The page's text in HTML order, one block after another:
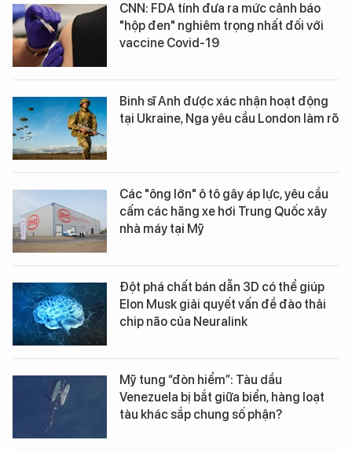
CNN: FDA tính đưa ra mức cảnh báo
"hộp đen" nghiêm trọng nhất đối với
vaccine Covid-19
Binh sĩ Anh được xác nhận hoạt động
tại Ukraine, Nga yêu cầu London làm rõ
Các "ông lớn" ô tô gây áp lực, yêu cầu
cấm các hãng xe hơi Trung Quốc xây
nhà máy tại Mỹ
Đột phá chất bán dẫn 3D có thể giúp
Elon Musk giải quyết vấn đề đào thải
chip não của Neuralink
Mỹ tung “đòn hiểm”: Tàu dầu
Venezuela bị bắt giữa biển, hàng loạt
tàu khác sắp chung số phận?